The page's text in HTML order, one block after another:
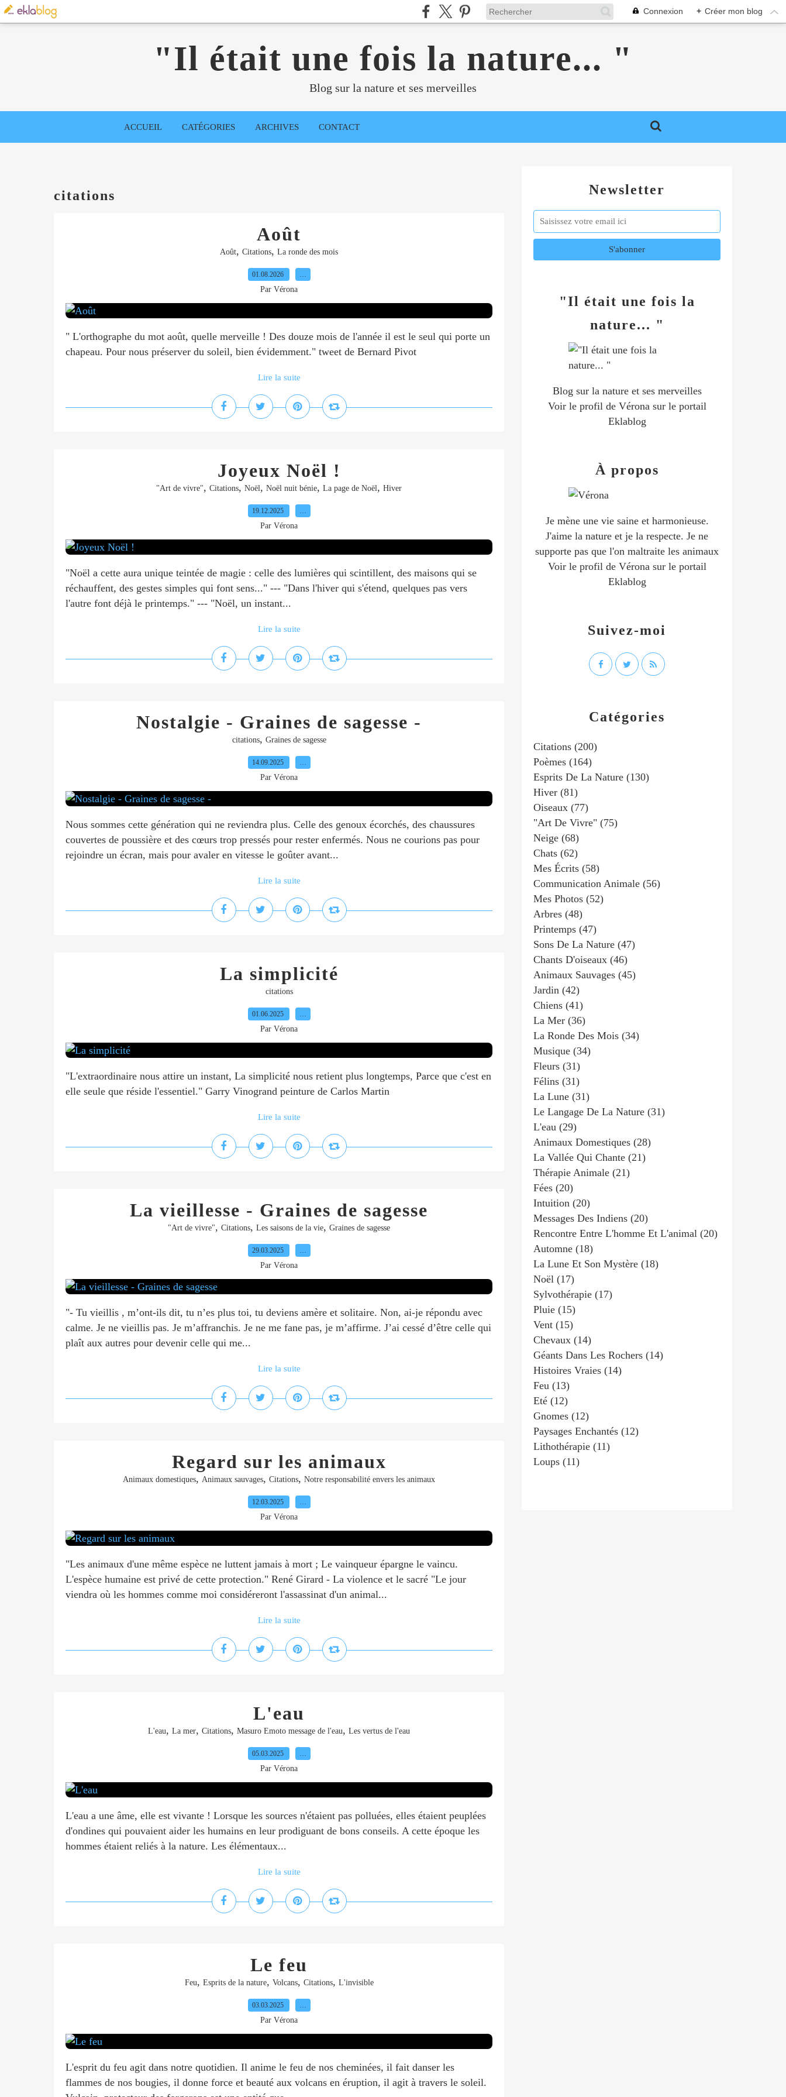
Connexion + Créer mon blog
"Il était une fois la nature... "
Blog sur la nature et ses merveilles
ACCUEIL CATÉGORIES ARCHIVES CONTACT
citations
Août
Août, Citations, La ronde des mois
01.08.2026 …
Par Vérona
" L'orthographe du mot août, quelle merveille ! Des douze mois de l'année il est le seul qui porte un
chapeau. Pour nous préserver du soleil, bien évidemment." tweet de Bernard Pivot
Lire la suite
Joyeux Noël !
"Art de vivre", Citations, Noël, Noël nuit bénie, La page de Noël, Hiver
19.12.2025 …
Par Vérona
"Noël a cette aura unique teintée de magie : celle des lumières qui scintillent, des maisons qui se
réchauffent, des gestes simples qui font sens..." --- "Dans l'hiver qui s'étend, quelques pas vers
l'autre font déjà le printemps." --- "Noël, un instant...
Lire la suite
Nostalgie - Graines de sagesse -
citations, Graines de sagesse
14.09.2025 …
Par Vérona
Nous sommes cette génération qui ne reviendra plus. Celle des genoux écorchés, des chaussures
couvertes de poussière et des cœurs trop pressés pour rester enfermés. Nous ne courions pas pour
rejoindre un écran, mais pour avaler en vitesse le goûter avant...
Lire la suite
La simplicité
citations
01.06.2025 …
Par Vérona
"L'extraordinaire nous attire un instant, La simplicité nous retient plus longtemps, Parce que c'est en
elle seule que réside l'essentiel." Garry Vinogrand peinture de Carlos Martin
Lire la suite
La vieillesse - Graines de sagesse
"Art de vivre", Citations, Les saisons de la vie, Graines de sagesse
29.03.2025 …
Par Vérona
"- Tu vieillis , m’ont-ils dit, tu n’es plus toi, tu deviens amère et solitaire. Non, ai-je répondu avec
calme. Je ne vieillis pas. Je m’affranchis. Je ne me fane pas, je m’affirme. J’ai cessé d’être celle qui
plaît aux autres pour devenir celle qui me...
Lire la suite
Regard sur les animaux
Animaux domestiques, Animaux sauvages, Citations, Notre responsabilité envers les animaux
12.03.2025 …
Par Vérona
"Les animaux d'une même espèce ne luttent jamais à mort ; Le vainqueur épargne le vaincu.
L'espèce humaine est privé de cette protection." René Girard - La violence et le sacré "Le jour
viendra où les hommes comme moi considéreront l'assassinat d'un animal...
Lire la suite
L'eau
L'eau, La mer, Citations, Masuro Emoto message de l'eau, Les vertus de l'eau
05.03.2025 …
Par Vérona
L'eau a une âme, elle est vivante ! Lorsque les sources n'étaient pas polluées, elles étaient peuplées
d'ondines qui pouvaient aider les humains en leur prodiguant de bons conseils. A cette époque les
hommes étaient reliés à la nature. Les élémentaux...
Lire la suite
Le feu
Feu, Esprits de la nature, Volcans, Citations, L'invisible
03.03.2025 …
Par Vérona
L'esprit du feu agit dans notre quotidien. Il anime le feu de nos cheminées, il fait danser les
flammes de nos bougies, il donne force et beauté aux volcans en éruption, il agit à travers le soleil.
Newsletter
Catégories
Citations (200)
Poèmes (164)
Esprits De La Nature (130)
Hiver (81)
Oiseaux (77)
"art De Vivre" (75)
Neige (68)
Chats (62)
Mes Écrits (58)
Communication Animale (56)
Mes Photos (52)
Arbres (48)
Printemps (47)
Sons De La Nature (47)
Chants D'oiseaux (46)
Animaux Sauvages (45)
Jardin (42)
Chiens (41)
La Mer (36)
La Ronde Des Mois (34)
Musique (34)
Fleurs (31)
Félins (31)
La Lune (31)
Le Langage De La Nature (31)
L'eau (29)
Animaux Domestiques (28)
La Vallée Qui Chante (21)
Thérapie Animale (21)
Fées (20)
Intuition (20)
Messages Des Indiens (20)
Rencontre Entre L'homme Et L'animal (20)
Automne (18)
La Lune Et Son Mystère (18)
Noël (17)
Sylvothérapie (17)
Pluie (15)
Vent (15)
Chevaux (14)
Géants Dans Les Rochers (14)
Histoires Vraies (14)
Feu (13)
Eté (12)
Gnomes (12)
Paysages Enchantés (12)
Lithothérapie (11)
Loups (11)
"Il était une fois la
nature... "
Blog sur la nature et ses merveilles
Voir le profil de Véronasur le portail
Eklablog
Suivez-moi
À propos
Je mène une vie saine et harmonieuse.
J'aime la nature et je la respecte. Je ne
supporte pas que l'on maltraite les animaux
Voir le profil de Véronasur le portail
Eklablog